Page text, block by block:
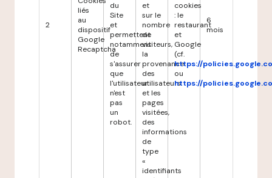
2
liés
au
dispositif
Google
Recaptcha
du
Site
et
permettent
notamment
de
s'assurer
que
l'utilisateur
n'est
pas
un
robot.
et
sur le
nombre
de
visiteurs,
la
provenance
des
utilisateurs
et les
pages
visitées,
des
informations
de
type
«
identifiants
cookies
: le
restaurant
et
Google
(cf.
https://
ou
https://
6
mois